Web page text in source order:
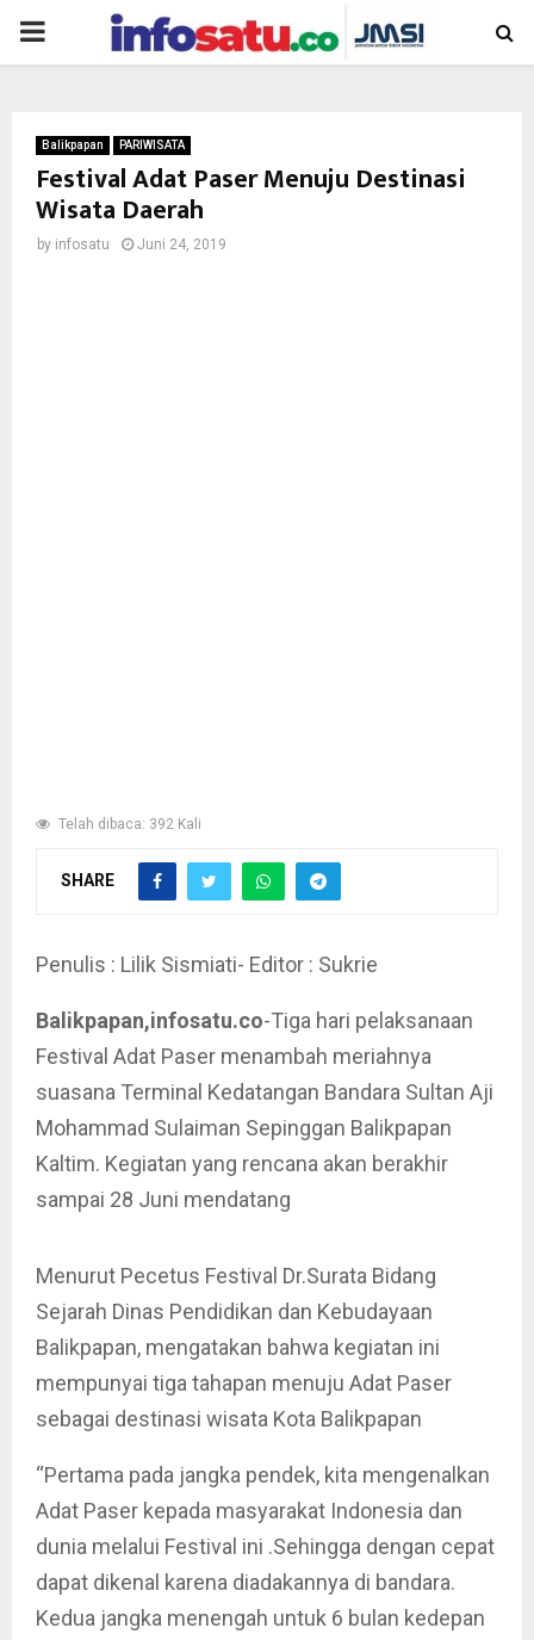
PRIMARY
Balikpapan PARIWISATA
Festival Adat Paser Menuju Destinasi
Wisata Daerah
by infosatu Juni 24, 2019
Telah dibaca: 392 Kali
SHARE
Penulis : Lilik Sismiati- Editor : Sukrie
Balikpapan,infosatu.co-Tiga hari pelaksanaan
Festival Adat Paser menambah meriahnya
suasana Terminal Kedatangan Bandara Sultan Aji
Mohammad Sulaiman Sepinggan Balikpapan
Kaltim. Kegiatan yang rencana akan berakhir
sampai 28 Juni mendatang
Menurut Pecetus Festival Dr.Surata Bidang
Sejarah Dinas Pendidikan dan Kebudayaan
Balikpapan, mengatakan bahwa kegiatan ini
mempunyai tiga tahapan menuju Adat Paser
sebagai destinasi wisata Kota Balikpapan
“Pertama pada jangka pendek, kita mengenalkan
Adat Paser kepada masyarakat Indonesia dan
dunia melalui Festival ini .Sehingga dengan cepat
dapat dikenal karena diadakannya di bandara.
Kedua jangka menengah untuk 6 bulan kedepan